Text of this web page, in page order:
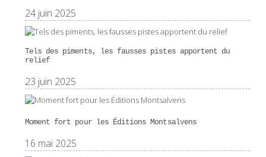
24 juin 2025
Tels des piments, les fausses pistes apportent du
relief
23 juin 2025
Moment fort pour les Éditions Montsalvens
16 mai 2025